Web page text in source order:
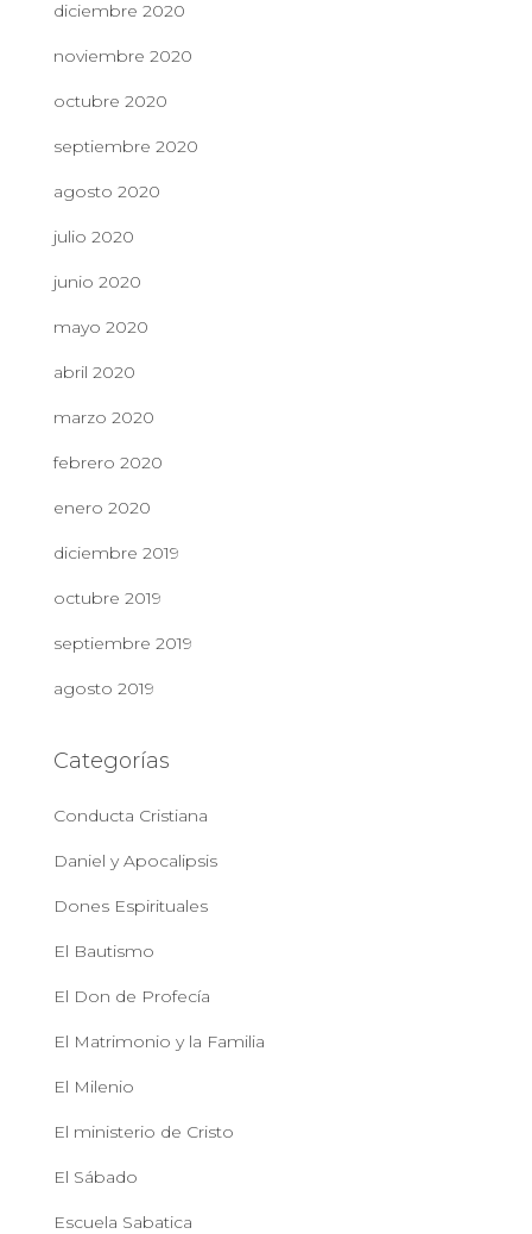
diciembre 2020
noviembre 2020
octubre 2020
septiembre 2020
agosto 2020
julio 2020
junio 2020
mayo 2020
abril 2020
marzo 2020
febrero 2020
enero 2020
diciembre 2019
octubre 2019
septiembre 2019
agosto 2019
Categorías
Conducta Cristiana
Daniel y Apocalipsis
Dones Espirituales
El Bautismo
El Don de Profecía
El Matrimonio y la Familia
El Milenio
El ministerio de Cristo
El Sábado
Escuela Sabatica